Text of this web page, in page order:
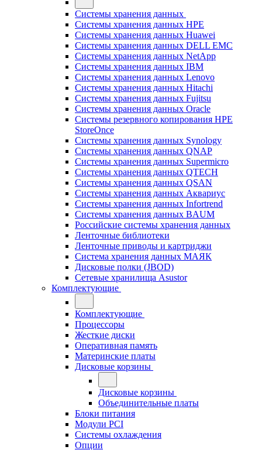
Системы хранения данных
Системы хранения данных HPE
Системы хранения данных Huawei
Системы хранения данных DELL EMC
Cистемы хранения данных NetApp
Системы хранения данных IBM
Системы хранения данных Lenovo
Системы хранения данных Hitachi
Системы хранения данных Fujitsu
Системы хранения данных Oracle
Системы резервного копирования HPE
StoreOnce
Системы хранения данных Synology
Системы хранения данных QNAP
Системы хранения данных Supermicro
Системы хранения данных QTECH
Системы хранения данных QSAN
Системы хранения данных Аквариус
Системы хранения данных Infortrend
Системы хранения данных BAUM
Российские системы хранения данных
Ленточные библиотеки
Ленточные приводы и картриджи
Система хранения данных МАЯК
Дисковые полки (JBOD)
Сетевые хранилища Asustor
Комплектующие
Комплектующие
Процессоры
Жесткие диски
Оперативная память
Материнские платы
Дисковые корзины
Дисковые корзины
Объединительные платы
Блоки питания
Модули PCI
Системы охлаждения
Опции